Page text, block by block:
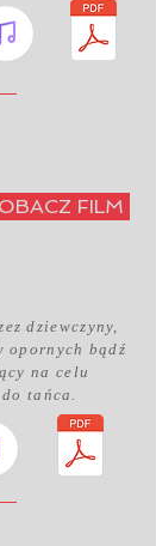
dziewczyny,
opornych bądź
na celu
tańca.
FILM